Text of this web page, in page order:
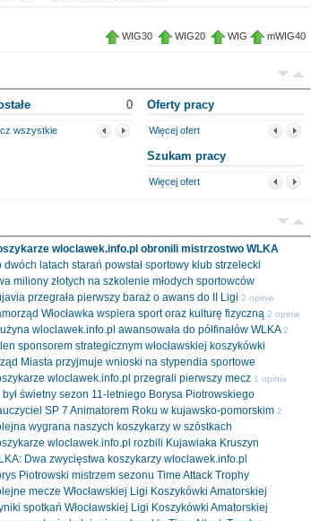
WIG30 WIG20 WIG mWIG40
0
wszystkie
Oferty pracy
Więcej ofert
Szukam pracy
Więcej ofert
wloclawek.info.pl obronili mistrzostwo WLKA
dwóch latach starań powstał sportowy klub strzelecki
miliony złotych na szkolenie młodych sportowców
przegrała pierwszy baraż o awans do II Ligi 2 opinie
Włocławka wspiera sport oraz kulturę fizyczną 2 opinie
wloclawek.info.pl awansowała do półfinałów WLKA 2
sponsorem strategicznym włocławskiej koszykówki
Miasta przyjmuje wnioski na stypendia sportowe
wloclawek.info.pl przegrali pierwszy mecz 1 opinia
był świetny sezon 11-letniego Borysa Piotrowskiego
SP 7 Animatorem Roku w kujawsko-pomorskim 2
wygrana naszych koszykarzy w szóstkach
wloclawek.info.pl rozbili Kujawiaka Kruszyn
Dwa zwycięstwa koszykarzy wloclawek.info.pl
Piotrowski mistrzem sezonu Time Attack Trophy
mecze Włocławskiej Ligi Koszykówki Amatorskiej
spotkań Włocławskiej Ligi Koszykówki Amatorskiej